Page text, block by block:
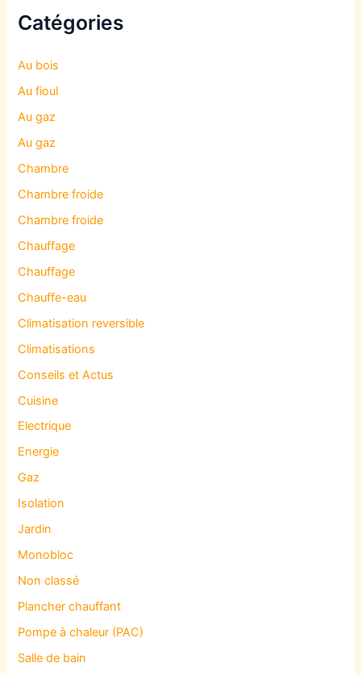
Catégories
Au bois
Au fioul
Au gaz
Au gaz
Chambre
Chambre froide
Chambre froide
Chauffage
Chauffage
Chauffe-eau
Climatisation reversible
Climatisations
Conseils et Actus
Cuisine
Electrique
Energie
Gaz
Isolation
Jardin
Monobloc
Non classé
Plancher chauffant
Pompe à chaleur (PAC)
Salle de bain